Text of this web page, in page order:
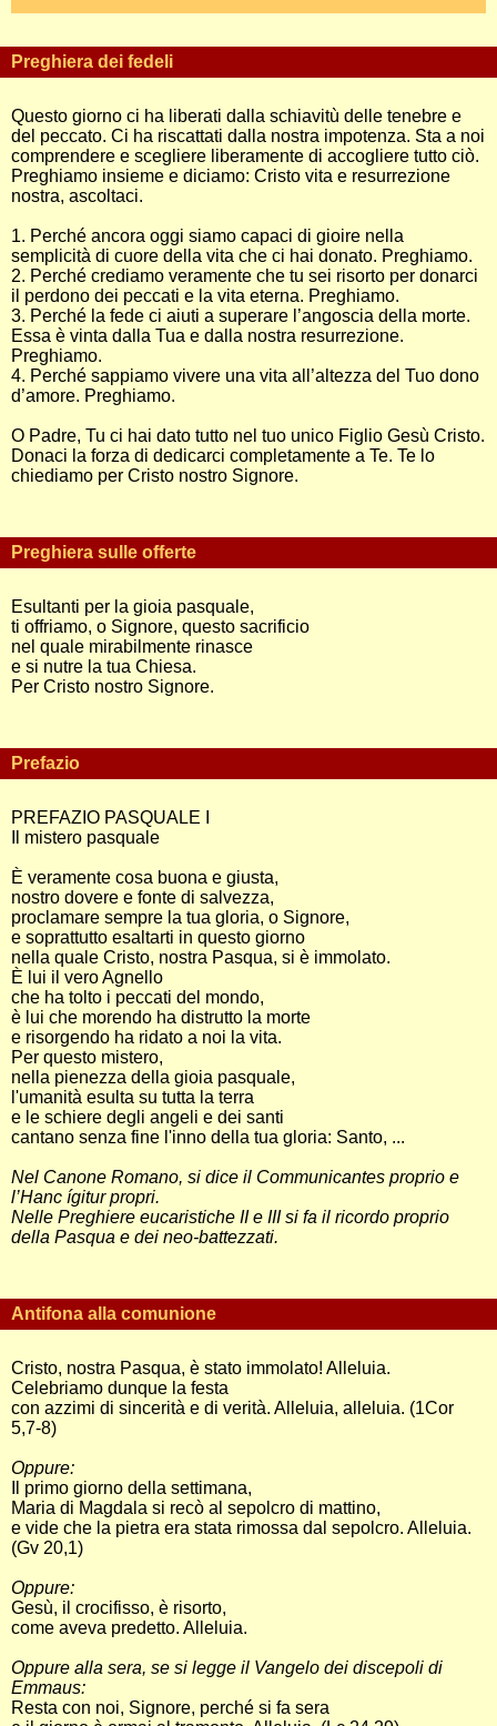
Preghiera dei fedeli
Questo giorno ci ha liberati dalla schiavitù delle tenebre e
del peccato. Ci ha riscattati dalla nostra impotenza. Sta a noi
comprendere e scegliere liberamente di accogliere tutto ciò.
Preghiamo insieme e diciamo: Cristo vita e resurrezione
nostra, ascoltaci.
1. Perché ancora oggi siamo capaci di gioire nella
semplicità di cuore della vita che ci hai donato. Preghiamo.
2. Perché crediamo veramente che tu sei risorto per donarci
il perdono dei peccati e la vita eterna. Preghiamo.
3. Perché la fede ci aiuti a superare l’angoscia della morte.
Essa è vinta dalla Tua e dalla nostra resurrezione.
Preghiamo.
4. Perché sappiamo vivere una vita all’altezza del Tuo dono
d’amore. Preghiamo.
O Padre, Tu ci hai dato tutto nel tuo unico Figlio Gesù Cristo.
Donaci la forza di dedicarci completamente a Te. Te lo
chiediamo per Cristo nostro Signore.
Preghiera sulle offerte
Esultanti per la gioia pasquale,
ti offriamo, o Signore, questo sacrificio
nel quale mirabilmente rinasce
e si nutre la tua Chiesa.
Per Cristo nostro Signore.
Prefazio
PREFAZIO PASQUALE I
Il mistero pasquale
È veramente cosa buona e giusta,
nostro dovere e fonte di salvezza,
proclamare sempre la tua gloria, o Signore,
e soprattutto esaltarti in questo giorno
nella quale Cristo, nostra Pasqua, si è immolato.
È lui il vero Agnello
che ha tolto i peccati del mondo,
è lui che morendo ha distrutto la morte
e risorgendo ha ridato a noi la vita.
Per questo mistero,
nella pienezza della gioia pasquale,
l'umanità esulta su tutta la terra
e le schiere degli angeli e dei santi
cantano senza fine l'inno della tua gloria: Santo, ...
Nel Canone Romano, si dice il Communicantes proprio e
l’Hanc ígitur propri.
Nelle Preghiere eucaristiche II e III si fa il ricordo proprio
della Pasqua e dei neo-battezzati.
Antifona alla comunione
Cristo, nostra Pasqua, è stato immolato! Alleluia.
Celebriamo dunque la festa
con azzimi di sincerità e di verità. Alleluia, alleluia. (1Cor
5,7-8)
Oppure:
Il primo giorno della settimana,
Maria di Magdala si recò al sepolcro di mattino,
e vide che la pietra era stata rimossa dal sepolcro. Alleluia.
(Gv 20,1)
Oppure:
Gesù, il crocifisso, è risorto,
come aveva predetto. Alleluia.
Oppure alla sera, se si legge il Vangelo dei discepoli di
Emmaus:
Resta con noi, Signore, perché si fa sera